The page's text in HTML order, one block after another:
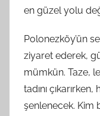
en güzel yolu
Polonezköy’ün
ziyaret ederek,
mümkün. Taze,
tadını
şenlenecek. Kim